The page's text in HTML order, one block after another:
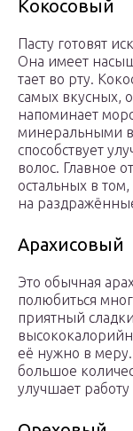
Кокосовый
Пасту готовят
Она имеет
тает во рту.
самых вкусных,
напоминает
минеральными
способствует
волос. Главное
остальных в
на
Арахисовый
Это обычная
полюбиться
приятный
её нужно в
большое
улучшает работу